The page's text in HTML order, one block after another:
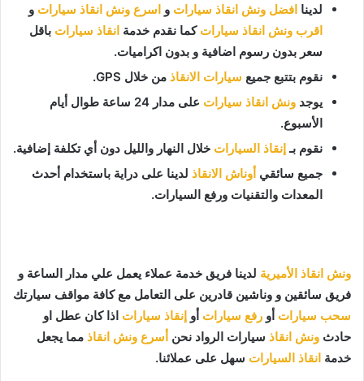
لدينا افضل ونش انقاذ سيارات و اسرع ونش انقاذ سيارات و
اقرب ونش انقاذ سيارات كما نقدم خدمة انقاذ سيارات باقل
سعر بدون رسوم اضافية و بدون اكراميات.
نقوم بتتبع جميع سيارات الانقاذ من خلال GPS.
يوجد ونش انقاذ سيارات
على مدار 24 ساعة طوال أيام
الأسبوع.
نقوم بـإنقاذ السيارات خلال النهار والليل دون أي تكلفة إضافية.
جميع سائقي أوناش الانقاذ لدينا على دراية باستخدام أحدث
المعدات والتقنيات ورفع السيارات.
ونش انقاذ الأميرية لدينا فريق خدمة عملاء يعمل علي مدار الساعة و
فريق سائقين و وناشين قادرين على التعامل مع كافة مواقف سيارتك
سحب سيارات أو رفع سيارات أو إنقاذ سيارات اذا كان عطل او
حادث ونش انقاذ سيارات الرواد نحن أسرع ونش انقاذ مما يجعل
خدمة انقاذ السيارات سهل على عملائنا.